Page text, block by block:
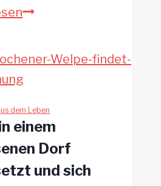
Border
führt
auf
die
Veranda
dem Leben
einem
Dorf
und sich